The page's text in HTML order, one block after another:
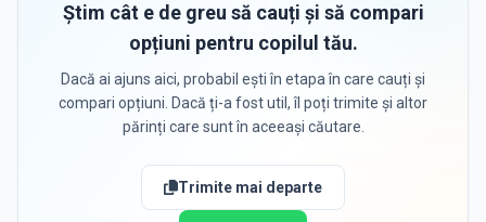
Știm cât e de greu să cauți și să compari
opțiuni pentru copilul tău.
Dacă ai ajuns aici, probabil ești în etapa în care cauți și
compari opțiuni. Dacă ți-a fost util, îl poți trimite și altor
părinți care sunt în aceeași căutare.
Trimite mai departe